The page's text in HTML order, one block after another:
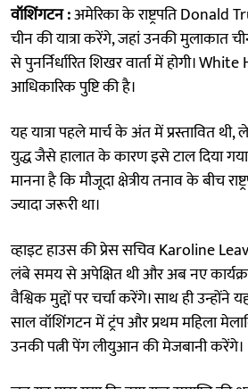
वॉशिंगटन :अमेरिका के राष्ट्रपति
चीन की यात्रा करेंगे, जहां उनकी मुलाकात
से पुनर्निर्धारित शिखर वार्ता में होगी।
आधिकारिक पुष्टि की है।
यह यात्रा पहले मार्च के अंत में प्रस्तावित
युद्ध जैसे हालात के कारण इसे टाल दिया
मानना है कि मौजूदा क्षेत्रीय तनाव के बीच
ज्यादा जरूरी था।
व्हाइट हाउस की प्रेस सचिव Karoline
लंबे समय से अपेक्षित थी और अब नए
वैश्विक मुद्दों पर चर्चा करेंगे। साथ ही उन्होंने
साल वॉशिंगटन में ट्रंप और प्रथम महिला
उनकी पत्नी पेंग लीयुआन की मेजबानी करेंगे।